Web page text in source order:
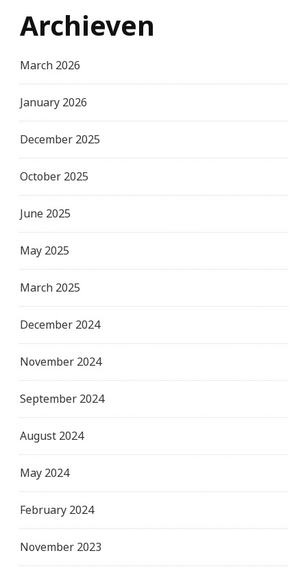
Archieven
March 2026
January 2026
December 2025
October 2025
June 2025
May 2025
March 2025
December 2024
November 2024
September 2024
August 2024
May 2024
February 2024
November 2023